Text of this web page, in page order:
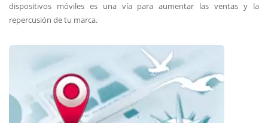
dispositivos móviles es una vía para aumentar las ventas y la
repercusión de tu marca.